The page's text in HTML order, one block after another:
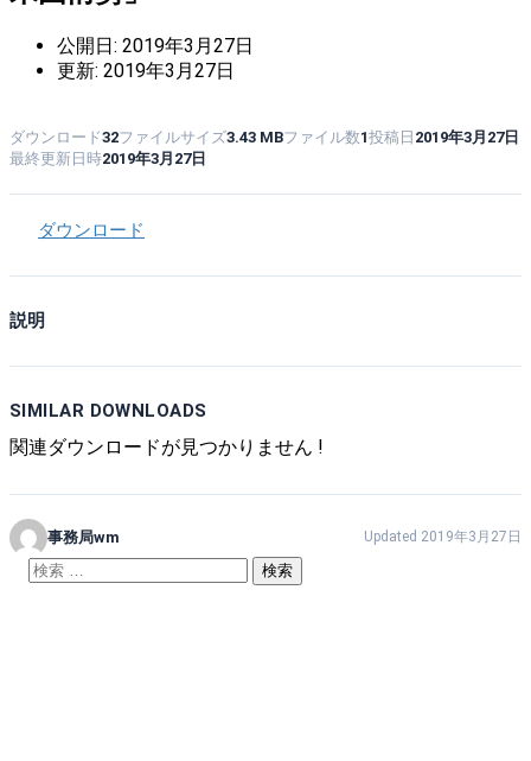
公開日: 2019年3月27日
更新: 2019年3月27日
ダウンロード32ファイルサイズ3.43 MBファイル数1投稿日 2019年3月27日
最終更新日時2019年3月27日
ダウンロード
説明
SIMILAR DOWNLOADS
関連ダウンロードが見つかりません !
事務局wm Updated 2019年3月27日
検